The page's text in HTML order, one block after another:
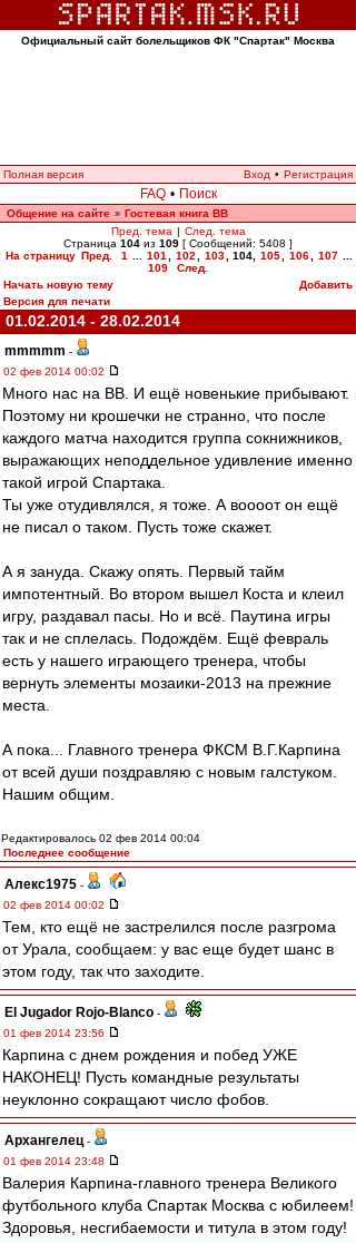
Официальный сайт болельщиков ФК "Спартак" Москва
Полная версия Вход • Регистрация
FAQ • Поиск
Общение на сайте » Гостевая книга ВВ
Пред. тема | След. тема
Страница 104 из 109 [ Сообщений: 5408 ]
На страницу Пред. 1 101 102 103 104, 105 106 107
109
След.
Начать новую тему
Добавить
Версия для печати
01.02.2014 - 28.02.2014
mmmmm -
02 фев 2014 00:02
Много нас на ВВ. И ещё новенькие прибывают.
Поэтому ни крошечки не странно, что после
каждого матча находится группа сокнижников,
выражающих неподдельное удивление именно
такой игрой Спартака.
Ты уже отудивлялся, я тоже. А воооот он ещё
не писал о таком. Пусть тоже скажет.
А я зануда. Скажу опять. Первый тайм
импотентный. Во втором вышел Коста и клеил
игру, раздавал пасы. Но и всё. Паутина игры
так и не сплелась. Подождём. Ещё февраль
есть у нашего играющего тренера, чтобы
вернуть элементы мозаики-2013 на прежние
места.
А пока... Главного тренера ФКСМ В.Г.Карпина
от всей души поздравляю с новым галстуком.
Нашим общим.
Редактировалось 02 фев 2014 00:04
Последнее сообщение
Алекс1975 -
02 фев 2014 00:02
Тем, кто ещё не застрелился после разгрома
от Урала, сообщаем: у вас еще будет шанс в
этом году, так что заходите.
El Jugador Rojo-Blanco -
01 фев 2014 23:56
Карпина с днем рождения и побед УЖЕ
НАКОНЕЦ! Пусть командные результаты
неуклонно сокращают число фобов.
Архангелец -
01 фев 2014 23:48
Валерия Карпина-главного тренера Великого
футбольного клуба Спартак Москва с юбилеем!
Здоровья, несгибаемости и титула в этом году!